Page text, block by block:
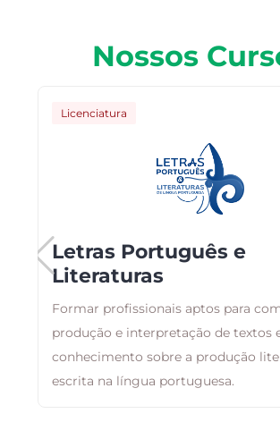
Nossos
Licenciatura
Letras Português e
Literaturas
Formar profissionais aptos para
produção e interpretação de textos
conhecimento sobre a produção
escrita na língua portuguesa.